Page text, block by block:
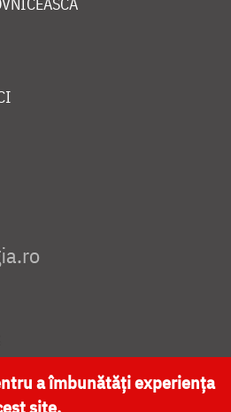
CATEDRALA NAȚIONALĂ
a îmbunătăți experiența
site.